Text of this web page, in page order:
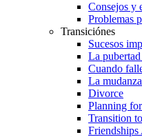
Consejos y
Problemas
Transiciónes
Sucesos
La
Cuando
La
Divorce
Planning
Transition